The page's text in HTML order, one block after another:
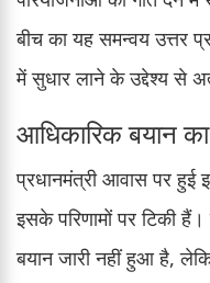
बीच का यह समन्वय उत्तर
में सुधार लाने के उद्देश्य से
आधिकारिक बयान
प्रधानमंत्री आवास पर
इसके परिणामों पर टिकी
बयान जारी नहीं हुआ है,